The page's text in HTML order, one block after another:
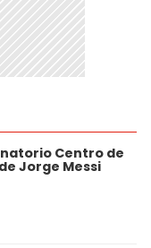
Centro de
Jorge Messi